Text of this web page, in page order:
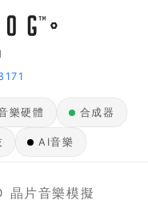
樂硬體 合成器
AI音樂
晶片音樂模擬